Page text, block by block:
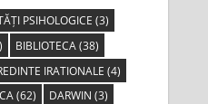
PSIHOLOGICE (3)
BIBLIOTECA(38)
IRATIONALE (4)
(62) DARWIN (3)